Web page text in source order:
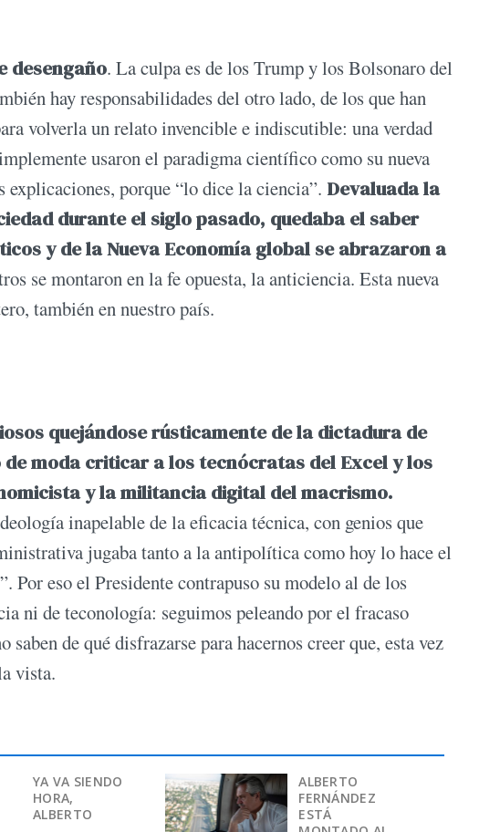
desengaño. La culpa es de los Trump y los Bolsonaro del
hay responsabilidades del otro lado, de los que han
volverla un relato invencible e indiscutible: una verdad
usaron el paradigma científico como su nueva
explicaciones, porque “lo dice la ciencia”. Devaluada la
durante el siglo pasado, quedaba el saber
y de la Nueva Economía global se abrazaron a
se montaron en la fe opuesta, la anticiencia. Esta nueva
también en nuestro país.
quejándose rústicamente de la dictadura de
moda criticar a los tecnócratas del Excel y los
y la militancia digital del macrismo.
inapelable de la eficacia técnica, con genios que
jugaba tanto a la antipolítica como hoy lo hace el
eso el Presidente contrapuso su modelo al de los
ni de teconología: seguimos peleando por el fracaso
de qué disfrazarse para hacernos creer que, esta vez
vista.
YA VA SIENDO
HORA,
ALBERTO
ALBERTO
FERNÁNDEZ
ESTÁ